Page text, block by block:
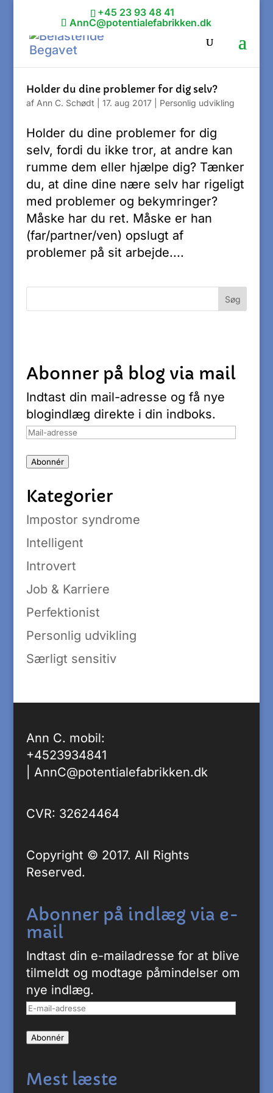
+45 23 93 48 41
AnnC@potentialefabrikken.dk
Holder du dine problemer for dig selv?
af Ann C. Schødt 17. aug 2017| Personlig udvikling
Holder du dine problemer for dig
selv, fordi du ikke tror, at andre kan
rumme dem eller hjælpe dig? Tænker
du, at dine dine nære selv har rigeligt
med problemer og bekymringer?
Måske har du ret. Måske er han
(far/partner/ven) opslugt af
problemer på sit arbejde....
Abonner på blog via mail
Indtast din mail-adresse og få nye
blogindlæg direkte i din indboks.
Mail-
Abonnér
Kategorier
Impostor syndrome
Intelligent
Introvert
Job & Karriere
Perfektionist
Personlig udvikling
Særligt sensitiv
Ann C. mobil:
+4523934841
AnnC@potentialefabrikken.dk
CVR: 32624464
Copyright © 2017. All Rights
Reserved.
Abonner på indlæg via e-
mail
Indtast din e-mailadresse for at blive
tilmeldt og modtage påmindelser om
nye indlæg.
E-
adresse
Abonnér
Mest læste